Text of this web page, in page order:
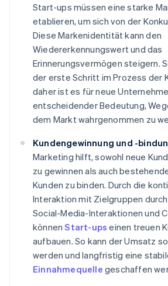
Start-ups müssen eine starke
etablieren, um sich von der
Diese Markenidentität kann den
Wiedererkennungswert und das
Erinnerungsvermögen steigern.
der erste Schritt im Prozess der
daher ist es für neue
entscheidender Bedeutung,
dem Markt wahrgenommen zu
Kundengewinnung und -
Marketing hilft, sowohl neue
zu gewinnen als auch
Kunden zu binden. Durch die
Interaktion mit Zielgruppen
Social-Media-Interaktionen und
könnenStart-ups einen treuen
aufbauen. So kann der Umsatz
werden und langfristig eine
Einnahmequelle geschaffen